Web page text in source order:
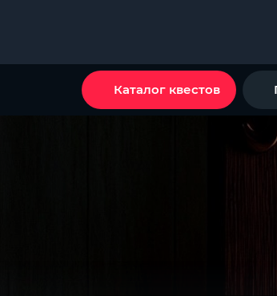
Каталог квестов